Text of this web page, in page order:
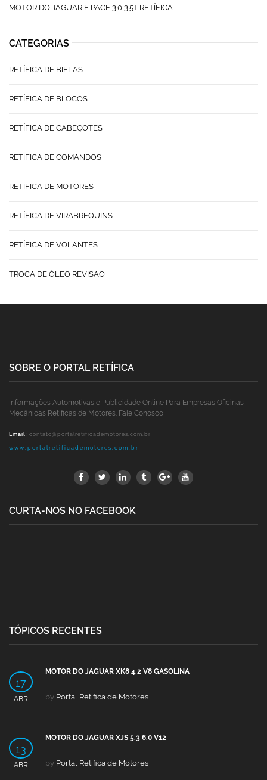
MOTOR DO JAGUAR F PACE 3.0 3.5T RETÍFICA
CATEGORIAS
RETÍFICA DE BIELAS
RETÍFICA DE BLOCOS
RETÍFICA DE CABEÇOTES
RETÍFICA DE COMANDOS
RETÍFICA DE MOTORES
RETÍFICA DE VIRABREQUINS
RETÍFICA DE VOLANTES
TROCA DE ÓLEO REVISÃO
SOBRE O PORTAL RETÍFICA
Informações Automotivas e Publicidade Online Para Empresas Oficinas
Mecânicas Retíficas de Motores. Fale Conosco!
Email: contato@portalretificademotores.com.br
www.portalretificademotores.com.br
CURTA-NOS NO FACEBOOK
TÓPICOS RECENTES
17
ABR
MOTOR DO JAGUAR XK8 4.2 V8 GASOLINA
by Portal Retífica de Motores
13
ABR
MOTOR DO JAGUAR XJS 5.3 6.0 V12
by Portal Retífica de Motores